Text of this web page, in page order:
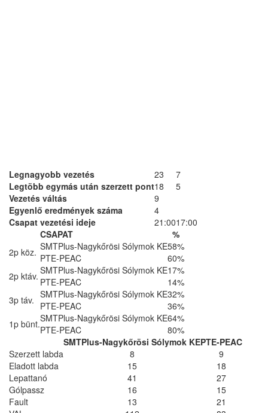
Legnagyobb vezetés 23
7
Legtöbb egymás után szerzett pont18
5
Vezetés váltás
9
Egyenlő eredmények száma
4
Csapat vezetési ideje
21:0017:00
CSAPAT
%
2p köz. SMTPlus-Nagykőrösi Sólymok KE
PTE-PEAC
58%
60%
2p ktáv. SMTPlus-Nagykőrösi Sólymok KE
PTE-PEAC
17%
14%
3p táv. SMTPlus-Nagykőrösi Sólymok KE
PTE-PEAC
32%
36%
1p bünt.SMTPlus-Nagykőrösi Sólymok KE
PTE-PEAC
64%
80%
SMTPlus-Nagykőrösi Sólymok KEPTE-PEAC
Szerzett labda
8
9
Eladott labda
15
18
Lepattanó
41
27
Gólpassz
16
15
Fault
13
21